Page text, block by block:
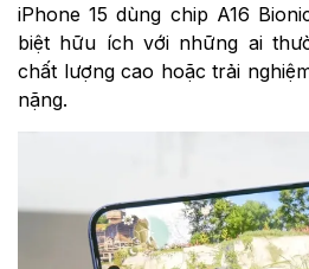
iPhone 15 dùng chip A16
biệt hữu ích với những ai
chất lượng cao hoặc trải
nặng.